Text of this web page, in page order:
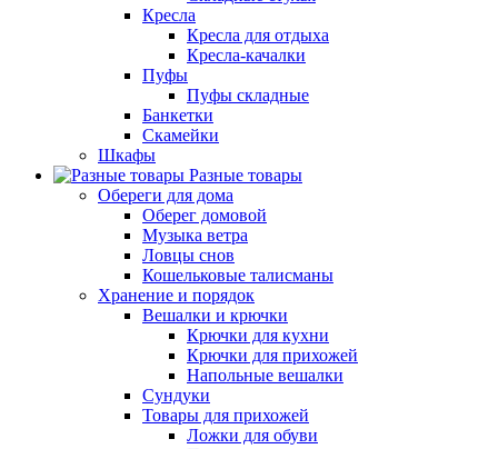
Кресла
Кресла для отдыха
Кресла-качалки
Пуфы
Пуфы складные
Банкетки
Скамейки
Шкафы
Разные товары
Обереги для дома
Оберег домовой
Музыка ветра
Ловцы снов
Кошельковые талисманы
Хранение и порядок
Вешалки и крючки
Крючки для кухни
Крючки для прихожей
Напольные вешалки
Сундуки
Товары для прихожей
Ложки для обуви